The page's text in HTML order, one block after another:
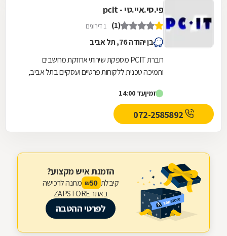
פי.סי.איי.טי - pcit
(1) 1 דירוגים
בן יהודה 76, תל אביב
חברת PCIT מספקת שירותי אחזקת מחשבים
ותמיכה טכנית ללקוחות פרטיים ועסקיים בתל אביב,
שירותי תמיכה...
זמיןעד 14:00
הזמנת איש מקצוע?
קיבלת 50
₪ מתנה לרכישה
באתר ZAPSTORE
לפרטי ההטבה